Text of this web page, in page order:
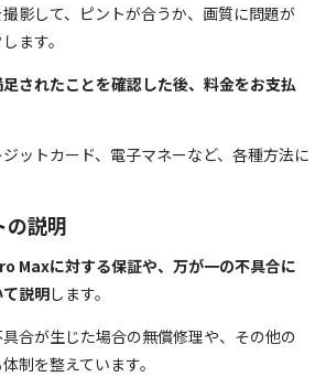
影して、ピントが合うか、画質に問題が
ます。
されたことを確認した後、料金をお支払
ットカード、電子マネーなど、各種方法に
の説明
Maxに対する保証や、万が一の不具合に
説明します。
合が生じた場合の無償修理や、その他の
制を整えています。